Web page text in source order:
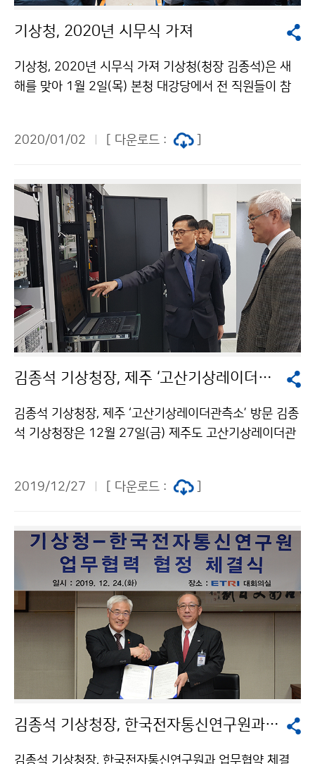
기상청, 2020년 시무식 가져
기상청, 2020년 시무식 가져 기상청(청장 김종석)은 새
해를 맞아 1월 2일(목) 본청 대강당에서 전 직원들이 참
2020/01/02
[ 다운로드 :
김종석 기상청장, 제주 ‘고산기상레이더관측소’ 방문
김종석 기상청장, 제주 ‘고산기상레이더관측소’ 방문 김종
석 기상청장은 12월 27일(금) 제주도 고산기상레이더관
2019/12/27 [ 다운로드 :
김종석 기상청장, 한국전자통신연구원과 업무협약 체결
김종석 기상청장, 한국전자통신연구원과 업무협약 체결